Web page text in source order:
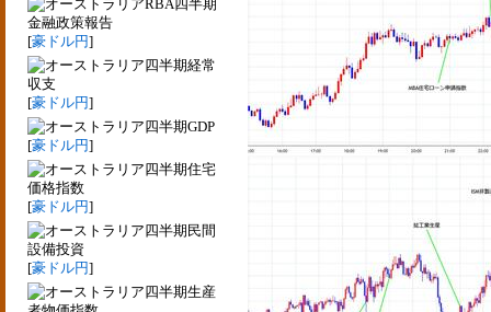
RBA四半期
金融政策報告
[豪ドル円]
四半期経常
収支
[豪ドル円]
四半期GDP
[豪ドル円]
四半期住宅
価格指数
[豪ドル円]
四半期民間
設備投資
[豪ドル円]
四半期生産